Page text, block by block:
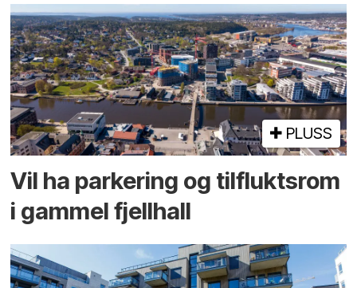
PLUSS
Vil ha parkering og tilflukts­rom
i gammel fjellhall